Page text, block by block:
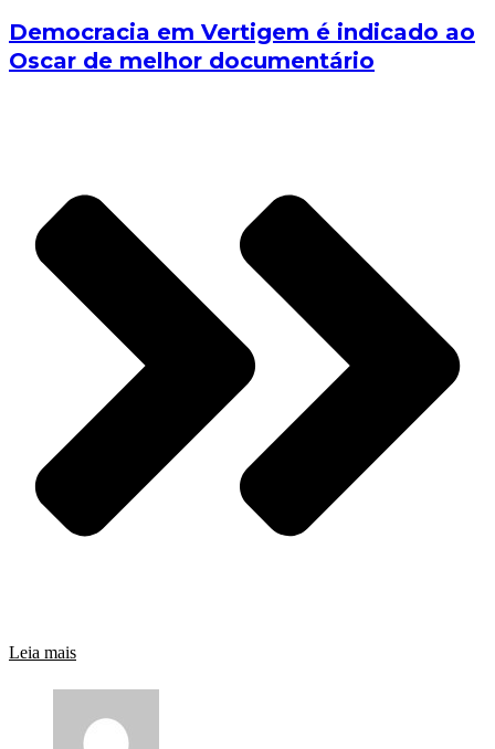
Democracia em Vertigem é indicado ao
Oscar de melhor documentário
Leia mais